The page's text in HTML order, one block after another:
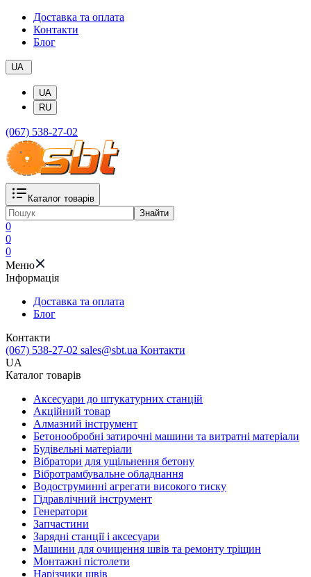
Доставка та оплата
Контакти
Блог
UA
UA
RU
(067) 538-27-02
Каталог товарів
Знайти
0
0
0
Меню
Iнформація
Доставка та оплата
Блог
Контакти
(067) 538-27-02 sales@sbt.ua Контакти
UA
Каталог товарів
Аксесуари до штукатурних станцій
Акційний товар
Алмазний інструмент
Бетонообробні затирочні машини та витратні матеріали
Будівельні матеріали
Вібратори для ущільнення бетону
Вібротрамбувальне обладнання
Водоструминні агрегати високого тиску
Гідравлічний інструмент
Генератори
Запчастини
Зарядні станції і аксесуари
Машини для очищення швів та ремонту тріщин
Монтажні пістолети
Нарізчики швів